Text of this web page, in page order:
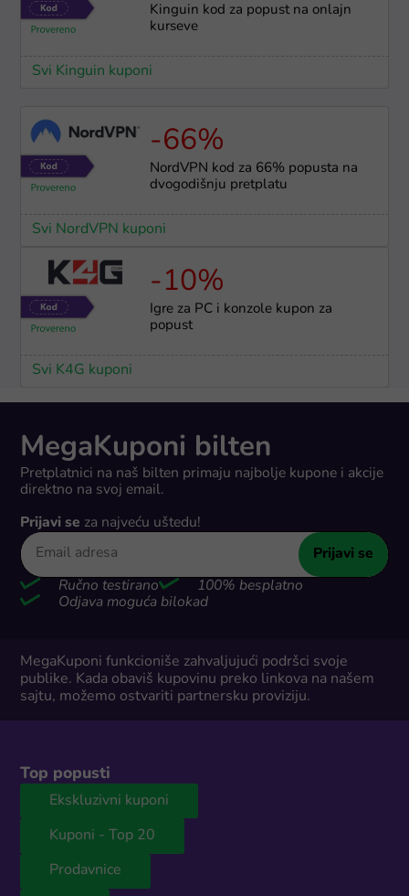
Kinguin kod za popust na onlajn
kurseve
Svi Kinguin kuponi
-66%
NordVPN kod za 66% popusta na
dvogodišnju pretplatu
Svi NordVPN kuponi
-10%
Igre za PC i konzole kupon za
popust
Svi K4G kuponi
MegaKuponi bilten
Pretplatnici na naš bilten primaju najbolje kupone i akcije
direktno na svoj email.
Prijavi se za najveću uštedu!
Prijavi se
Ručno testirano
100% besplatno
Odjava moguća bilokad
MegaKuponi funkcioniše zahvaljujući podršci svoje
publike. Kada obaviš kupovinu preko linkova na našem
sajtu, možemo ostvariti partnersku proviziju.
Top popusti
Ekskluzivni kuponi
Kuponi - Top 20
Prodavnice